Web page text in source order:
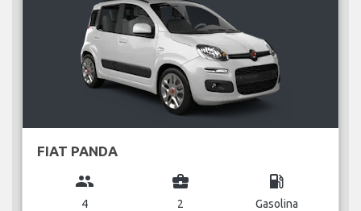
FIAT PANDA
group
4
business_center
2
local_gas_station
Gasolina